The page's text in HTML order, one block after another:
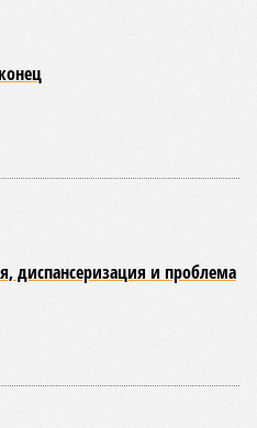
диспансеризация и проблема